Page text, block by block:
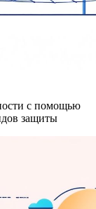
с помощью
защиты